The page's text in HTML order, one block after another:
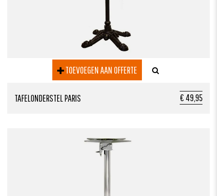
TOEVOEGEN AAN OFFERTE
€ 49,95
TAFELONDERSTEL PARIS